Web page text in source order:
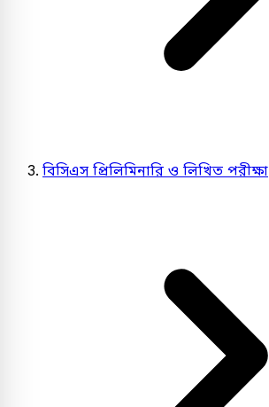
বিসিএস প্রিলিমিনারি ও লিখিত পরীক্ষা